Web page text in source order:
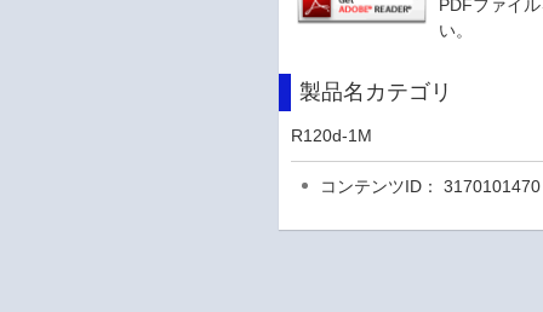
PDFファイ
い。
製品名カテゴリ
R120d-1M
コンテンツID： 3170101470